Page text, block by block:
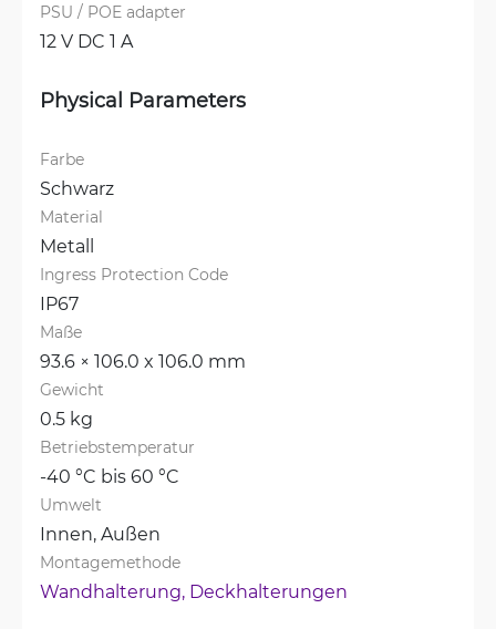
PSU / POE adapter
12 V DC 1 A
Physical Parameters
Farbe
Schwarz
Material
Metall
Ingress Protection Code
IP67
Maße
93.6 × 106.0 x 106.0 mm
Gewicht
0.5 kg
Betriebstemperatur
-40 °C bis 60 °C
Umwelt
Innen, Außen
Montagemethode
Wandhalterung, Deckhalterungen